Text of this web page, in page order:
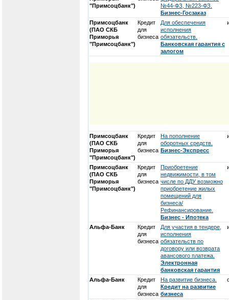
"Примсоцбанк")
№44-ФЗ, №223-ФЗ.
Бизнес-Госзаказ
Примсоцбанк
(ПАО СКБ
Приморья
"Примсоцбанк")
Кредит
для
бизнеса
Для обеспечения
исполнения
обязательств.
Банковская гарантия с
залогом
Примсоцбанк
(ПАО СКБ
Приморья
"Примсоцбанк")
Кредит
для
бизнеса
На пополнение
оборотных средств.
Бизнес-Экспресс
Примсоцбанк
(ПАО СКБ
Приморья
"Примсоцбанк")
Кредит
для
бизнеса
Приобретение
недвижимости, в том
числе по ДДУ возможно
приобретение жилых
помещений для
бизнеса/
Рефинансирование.
Бизнес - Ипотека
Альфа-Банк
Кредит
для
бизнеса
Для участия в тендере,
исполнения
обязательств по
договору или возврата
авансового платежа.
Электронная
банковская гарантия
Альфа-Банк
Кредит
для
бизнеса
На развитие бизнеса.
Кредит на развитие
бизнеса